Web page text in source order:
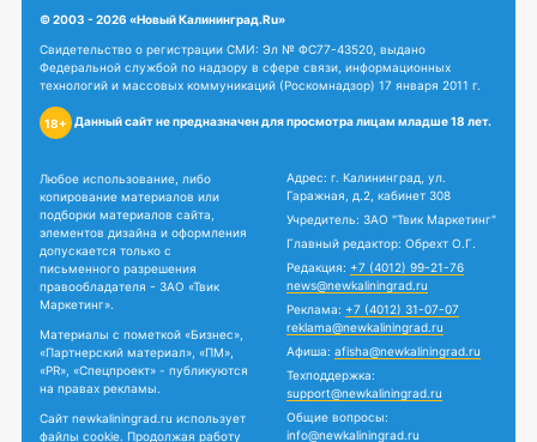
© 2003 - 2026 «Новый Калининград.Ru»
Свидетельство о регистрации СМИ: Эл № ФС77-43520, выдано
Федеральной службой по надзору в сфере связи, информационных
технологий и массовых коммуникаций (Роскомнадзор) 17 января 2011 г.
18+ Данный сайт не предназначен для просмотра лицам младше 18 лет.
Любое использование, либо
копирование материалов или
подборки материалов сайта,
элементов дизайна и оформления
допускается только с
письменного разрешения
правообладателя - ЗАО «Твик
Маркетинг».
Материалы с пометкой «Бизнес»,
«Партнерский материал», «ПМ»,
«PR», «Спецпроект» - публикуются
на правах рекламы.
Сайт newkaliningrad.ru использует
файлы cookie. Продолжая работу
Адрес: г. Калининград, ул.
Гаражная, д.2, кабинет 308
Учредитель: ЗАО "Твик Маркетинг"
Главный редактор: Обрехт О.Г.
Редакция: +7 (4012) 99-21-76
news@newkaliningrad.ru
Реклама: +7 (4012) 31-07-07
reklama@newkaliningrad.ru
Афиша: afisha@newkaliningrad.ru
Техподдержка:
support@newkaliningrad.ru
Общие вопросы:
info@newkaliningrad.ru